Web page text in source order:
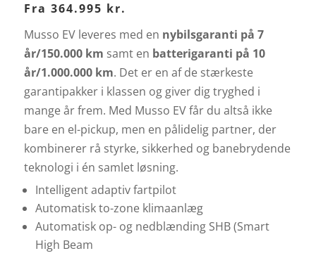
Fra 364.995 kr.
Musso EV leveres med en nybilsgaranti på 7
år/150.000 km samt en batterigaranti på 10
år/1.000.000 km. Det er en af de stærkeste
garantipakker i klassen og giver dig tryghed i
mange år frem. Med Musso EV får du altså ikke
bare en el-pickup, men en pålidelig partner, der
kombinerer rå styrke, sikkerhed og banebrydende
teknologi i én samlet løsning.
Intelligent adaptiv fartpilot
Automatisk to-zone klimaanlæg
Automatisk op- og nedblænding SHB (Smart
High Beam